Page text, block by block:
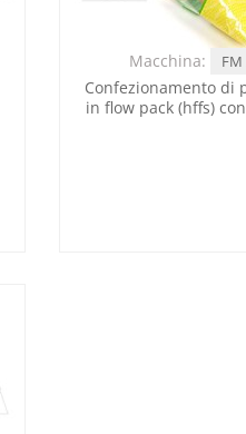
Confezionamento di
in flow pack (hffs)
Macchina: FM